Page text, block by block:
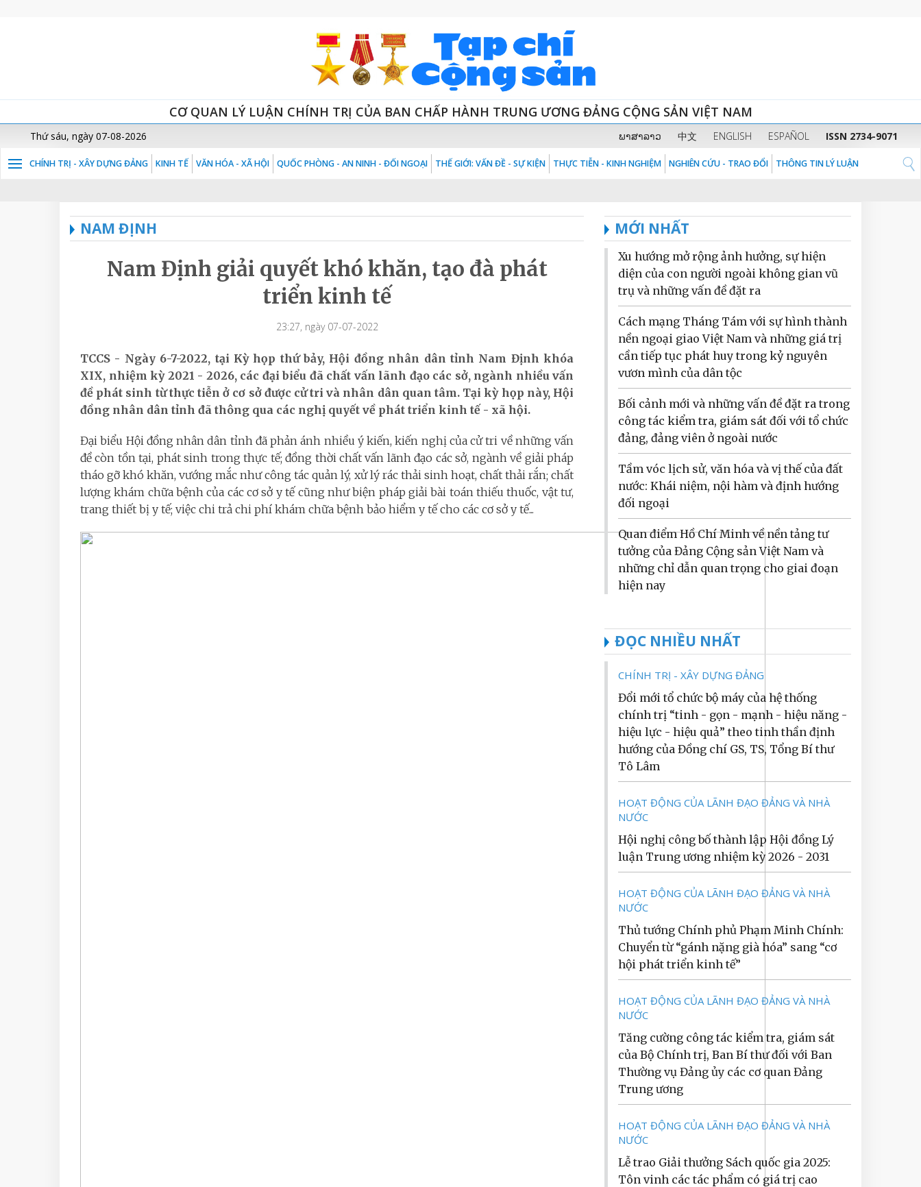
CƠ QUAN LÝ LUẬN CHÍNH TRỊ CỦA BAN CHẤP HÀNH TRUNG ƯƠNG ĐẢNG CỘNG SẢN VIỆT NAM
Thứ sáu, ngày 07-08-2026 ພາສາລາວ 中文 ENGLISH ESPAÑOL ISSN 2734-9071
CHÍNH TRỊ - XÂY DỰNG ĐẢNG KINH TẾ VĂN HÓA - XÃ HỘI QUỐC PHÒNG - AN NINH - ĐỐI NGOẠI THẾ GIỚI: VẤN ĐỀ - SỰ KIỆN THỰC TIỄN - KINH NGHIỆM NGHIÊN CỨU - TRAO ĐỔI THÔNG TIN LÝ LUẬN
NAM ĐỊNH
Nam Định giải quyết khó khăn, tạo đà phát
triển kinh tế
23:27, ngày 07-07-2022
TCCS - Ngày 6-7-2022, tại Kỳ họp thứ bảy, Hội đồng nhân dân tỉnh Nam Định khóa
XIX, nhiệm kỳ 2021 - 2026, các đại biểu đã chất vấn lãnh đạo các sở, ngành nhiều vấn
đề phát sinh từ thực tiễn ở cơ sở được cử tri và nhân dân quan tâm. Tại kỳ họp này, Hội
đồng nhân dân tỉnh đã thông qua các nghị quyết về phát triển kinh tế - xã hội.
Đại biểu Hội đồng nhân dân tỉnh đã phản ánh nhiều ý kiến, kiến nghị của cử tri về những vấn
đề còn tồn tại, phát sinh trong thực tế; đồng thời chất vấn lãnh đạo các sở, ngành về giải pháp
tháo gỡ khó khăn, vướng mắc như công tác quản lý, xử lý rác thải sinh hoạt, chất thải rắn; chất
lượng khám chữa bệnh của các cơ sở y tế cũng như biện pháp giải bài toán thiếu thuốc, vật tư,
trang thiết bị y tế; việc chi trả chi phí khám chữa bệnh bảo hiểm y tế cho các cơ sở y tế...
MỚI NHẤT
Xu hướng mở rộng ảnh hưởng, sự hiện
diện của con người ngoài không gian vũ
trụ và những vấn đề đặt ra
Cách mạng Tháng Tám với sự hình thành
nền ngoại giao Việt Nam và những giá trị
cần tiếp tục phát huy trong kỷ nguyên
vươn mình của dân tộc
Bối cảnh mới và những vấn đề đặt ra trong
công tác kiểm tra, giám sát đối với tổ chức
đảng, đảng viên ở ngoài nước
Tầm vóc lịch sử, văn hóa và vị thế của đất
nước: Khái niệm, nội hàm và định hướng
đối ngoại
Quan điểm Hồ Chí Minh về nền tảng tư
tưởng của Đảng Cộng sản Việt Nam và
những chỉ dẫn quan trọng cho giai đoạn
hiện nay
ĐỌC NHIỀU NHẤT
CHÍNH TRỊ - XÂY DỰNG ĐẢNG
Đổi mới tổ chức bộ máy của hệ thống
chính trị “tinh - gọn - mạnh - hiệu năng -
hiệu lực - hiệu quả” theo tinh thần định
hướng của Đồng chí GS, TS, Tổng Bí thư
Tô Lâm
HOẠT ĐỘNG CỦA LÃNH ĐẠO ĐẢNG VÀ NHÀ
NƯỚC
Hội nghị công bố thành lập Hội đồng Lý
luận Trung ương nhiệm kỳ 2026 - 2031
HOẠT ĐỘNG CỦA LÃNH ĐẠO ĐẢNG VÀ NHÀ
NƯỚC
Thủ tướng Chính phủ Phạm Minh Chính:
Chuyển từ “gánh nặng già hóa” sang “cơ
hội phát triển kinh tế”
HOẠT ĐỘNG CỦA LÃNH ĐẠO ĐẢNG VÀ NHÀ
NƯỚC
Tăng cường công tác kiểm tra, giám sát
của Bộ Chính trị, Ban Bí thư đối với Ban
Thường vụ Đảng ủy các cơ quan Đảng
Trung ương
HOẠT ĐỘNG CỦA LÃNH ĐẠO ĐẢNG VÀ NHÀ
NƯỚC
Lễ trao Giải thưởng Sách quốc gia 2025:
Tôn vinh các tác phẩm có giá trị cao